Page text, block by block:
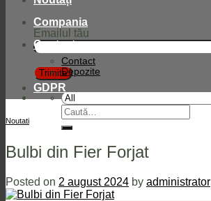
Emailul tău
Caută
după:
Compania
Contact
Contact
Depozite
GDPR
Noutati
Bulbi din Fier Forjat
Posted on 2 august 2024 by administrator